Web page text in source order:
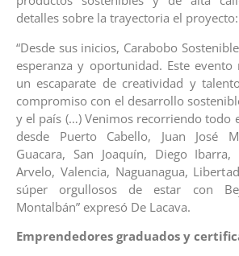
detalles sobre la trayectoria el proyecto:
“Desde sus inicios, Carabobo
esperanza y oportunidad. Este
un escaparate de creatividad y
compromiso con el desarrollo
y el país (…) Venimos recorriendo todo
desde Puerto Cabello, Juan José
Guacara, San Joaquín, Diego
Arvelo, Valencia, Naguanagua,
súper orgullosos de estar con
Montalbán” expresó De Lacava.
Emprendedores graduados y